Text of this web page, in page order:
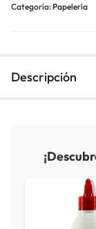
Categoría: Papelería
Descripción